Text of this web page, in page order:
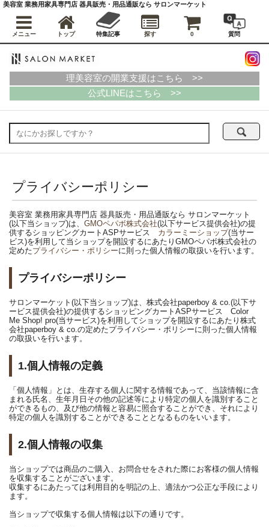
理美容室の開業支援はこちら >>
公式LINEはこちら >>
プライバシーポリシー
美容室 業務用家具専門店 器具販売・用品通販なら サロンマーケット
(以下当ショップ)は、 GMOペパボ株式会社(以下サービス提供会社)の提
供するショッピングカートASPサービス カラーミーショップ(当サー
ビス)を利用して当ショップを開設するにあたりGMOペパボ株式会社の
定めたプライバシー・ポリシーに則った個人情報の取扱いを行います。
プライバシーポリシー
サロンマーケット(以下当ショップ)は、株式会社paperboy & co.(以下サ
ービス提供会社)の提供するショッピングカートASPサービス Color
Me Shop! pro(当サービス)を利用してショップを開設するにあたり株式
会社paperboy & co.の定めたプライバシー・ポリシーに則った個人情報
の取扱いを行います。
1.個人情報の定義
「個人情報」とは、生存する個人に関する情報であって、当該情報に含
まれる氏名、生年月日その他の記述等により特定の個人を識別すること
ができるもの、及び他の情報と容易に照合することができ、それにより
特定の個人を識別することができることとなるものをいいます。
2.個人情報の収集
当ショップでは商品のご購入、お問合せをされた際にお客様の個人情報
を収集することがございます。
収集するにあたっては利用目的を明記の上、適法かつ公正な手段により
ます。
当ショップで収集する個人情報は以下の通りです。
美容室 業務用家具専門店 器具販売・用品通販なら サロンマーケット
メニュー トップ 特集記事 探す 0 質問